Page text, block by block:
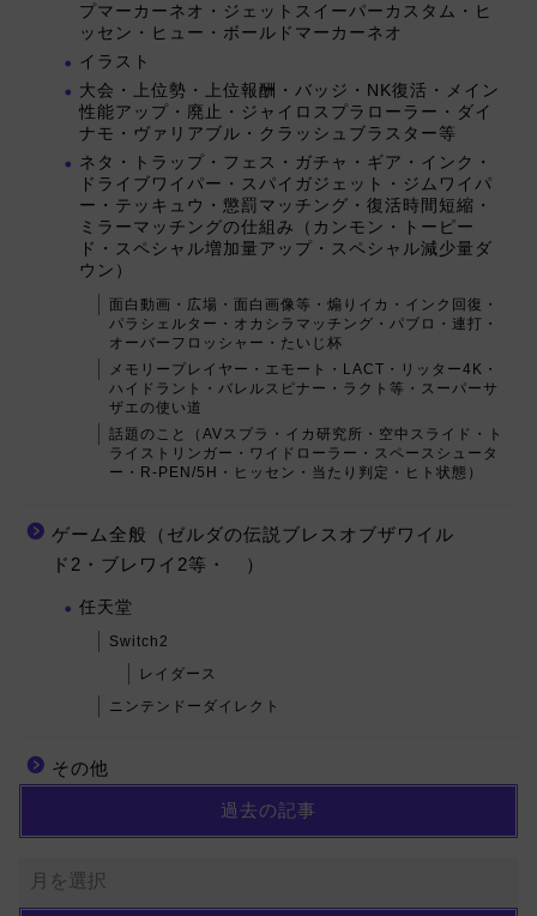
プマーカーネオ・ジェットスイーパーカスタム・ヒ
ッセン・ヒュー・ボールドマーカーネオ
イラスト
大会・上位勢・上位報酬・バッジ・NK復活・メイン
性能アップ・廃止・ジャイロスプラローラー・ダイ
ナモ・ヴァリアブル・クラッシュブラスター等
ネタ・トラップ・フェス・ガチャ・ギア・インク・
ドライブワイパー・スパイガジェット・ジムワイパ
ー・テッキュウ・懲罰マッチング・復活時間短縮・
ミラーマッチングの仕組み（カンモン・トーピー
ド・スペシャル増加量アップ・スペシャル減少量ダ
ウン）
面白動画・広場・面白画像等・煽りイカ・インク回復・
パラシェルター・オカシラマッチング・パブロ・連打・
オーバーフロッシャー・たいじ杯
メモリープレイヤー・エモート・LACT・リッター4K・
ハイドラント・バレルスピナー・ラクト等・スーパーサ
ザエの使い道
話題のこと（AVスプラ・イカ研究所・空中スライド・ト
ライストリンガー・ワイドローラー・スペースシュータ
ー・R-PEN/5H・ヒッセン・当たり判定・ヒト状態）
ゲーム全般（ゼルダの伝説ブレスオブザワイル
ド2・ブレワイ2等・ ）
任天堂
Switch2
レイダース
ニンテンドーダイレクト
その他
過去の記事